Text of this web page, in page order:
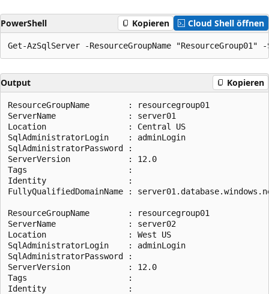
PowerShell Kopieren Cloud Shell öffnen
Output Kopieren
ResourceGroupName        : resourcegroup01
ServerName               : server01
Location                 : Central US
SqlAdministratorLogin    : adminLogin
SqlAdministratorPassword :
ServerVersion            : 12.0
Tags                     :
Identity                 :
FullyQualifiedDomainName :
ResourceGroupName        : resourcegroup01
ServerName               : server02
Location                 : West US
SqlAdministratorLogin    : adminLogin
SqlAdministratorPassword :
ServerVersion            : 12.0
Tags                     :
Identity                 :